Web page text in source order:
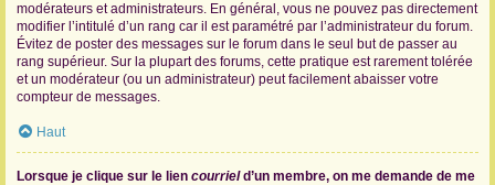
modérateurs et administrateurs. En général, vous ne pouvez pas directement
modifier l’intitulé d’un rang car il est paramétré par l’administrateur du forum.
Évitez de poster des messages sur le forum dans le seul but de passer au
rang supérieur. Sur la plupart des forums, cette pratique est rarement tolérée
et un modérateur (ou un administrateur) peut facilement abaisser votre
compteur de messages.
Haut
Lorsque je clique sur le lien courrield’un membre, on me demande de me